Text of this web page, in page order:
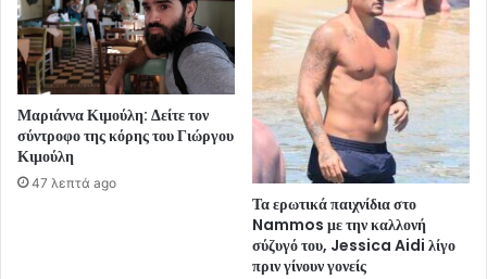
Μαριάννα Κιμούλη: Δείτε τον
σύντροφο της κόρης του Γιώργου
Κιμούλη
47 λεπτά ago
Τα ερωτικά παιχνίδια στο
Nammos με την καλλονή
σύζυγό του, Jessica Aidi λίγο
πριν γίνουν γονείς